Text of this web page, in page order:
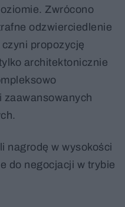
Zwrócono
odzwierciedlenie
propozycję
architektonicznie
zaawansowanych
nagrodę w wysokości
do negocjacji w trybie